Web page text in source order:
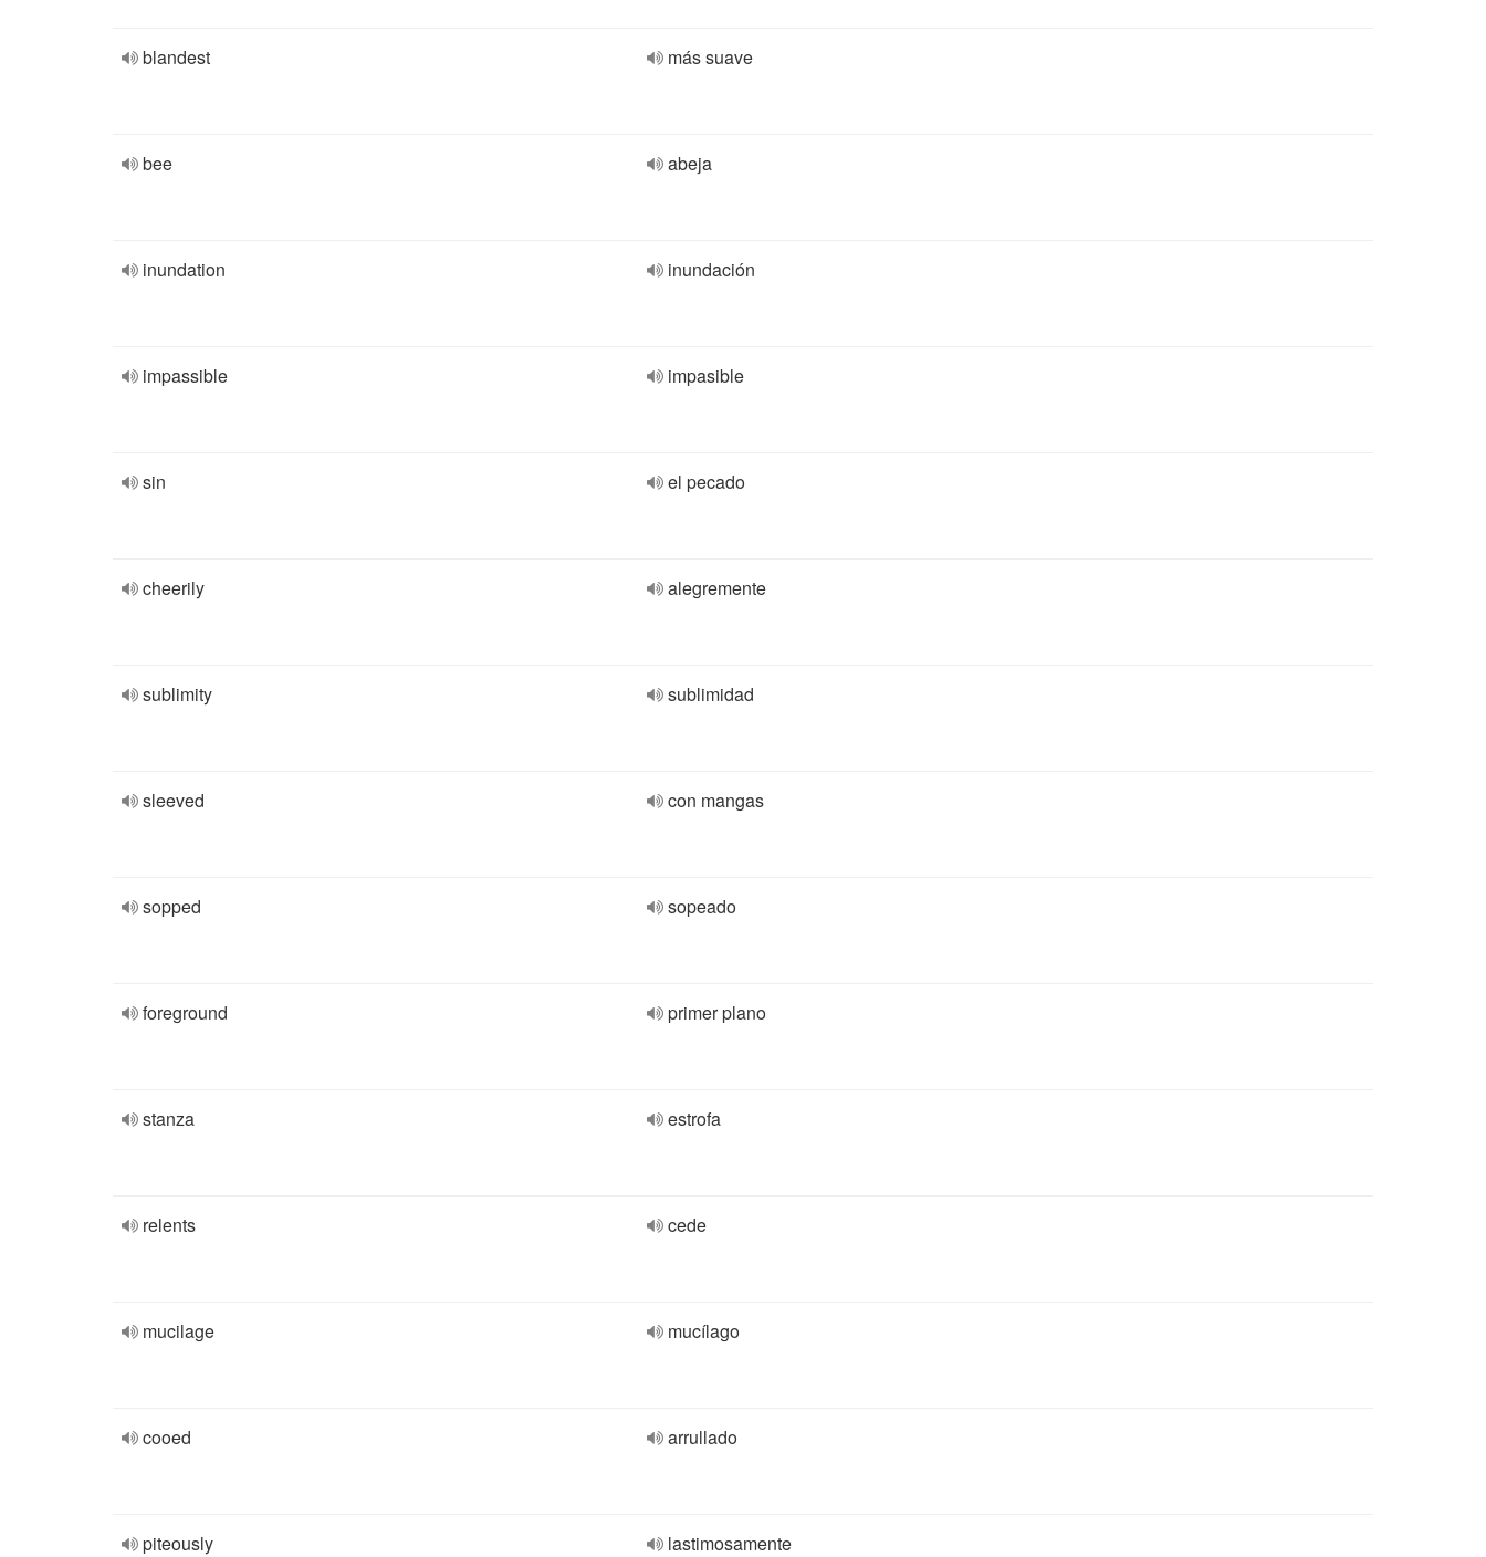
blandest más suave
bee abeja
inundation inundación
impassible impasible
sin el pecado
cheerily alegremente
sublimity sublimidad
sleeved con mangas
sopped sopeado
foreground primer plano
stanza estrofa
relents cede
mucilage mucílago
cooed arrullado
piteously lastimosamente